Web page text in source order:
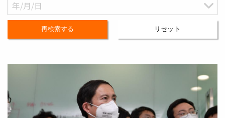
再検索する リセット